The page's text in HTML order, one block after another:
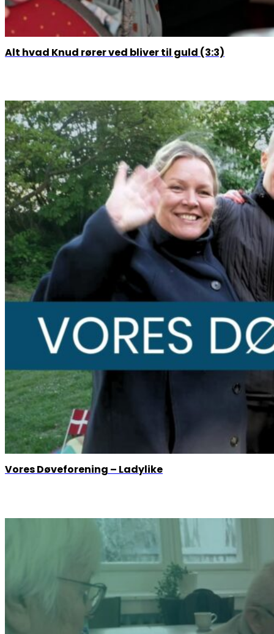
Alt hvad Knud rører ved bliver til guld (3:3)
Vores Døveforening – Ladylike